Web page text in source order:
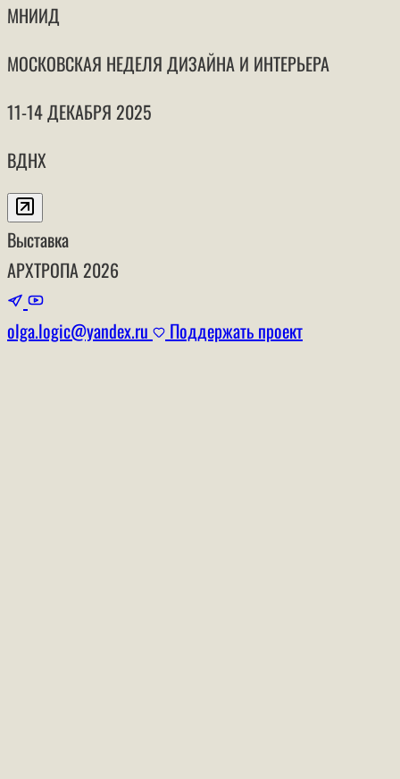
МНИИД
МОСКОВСКАЯ НЕДЕЛЯ ДИЗАЙНА И ИНТЕРЬЕРА
11-14 ДЕКАБРЯ 2025
ВДНХ
Выставка
АРХТРОПА 2026
olga.logic@yandex.ru Поддержать проект